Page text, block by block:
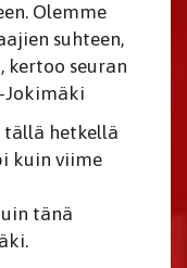
Olemme
suhteen,
kertoo seuran
Jokimäki
tällä hetkellä
kuin viime
tänä